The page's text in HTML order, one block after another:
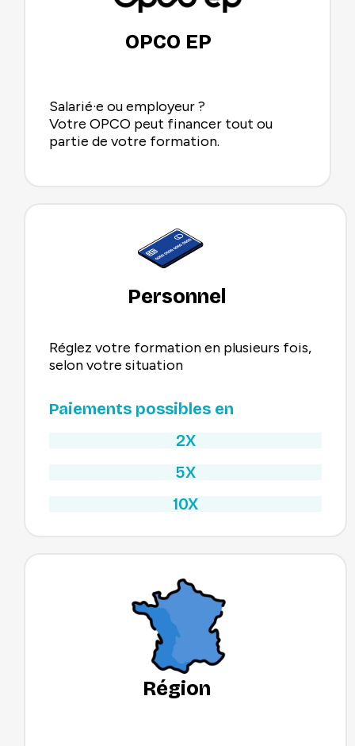
OPCO EP
Salarié·e ou employeur ?
Votre OPCO peut financer tout ou
partie de votre formation.
Personnel
Réglez votre formation en plusieurs fois,
selon votre situation
Paiements possibles en
2X
5X
10X
Région